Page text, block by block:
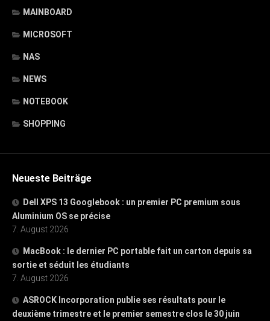
MAINBOARD
MICROSOFT
NAS
NEWS
NOTEBOOK
SHOPPING
Neueste Beiträge
Dell XPS 13 Googlebook : un premier PC premium sous
Aluminium OS se précise
7. August 2026
MacBook : le dernier PC portable fait un carton depuis sa
sortie et séduit les étudiants
7. August 2026
ASROCK Incorporation publie ses résultats pour le
deuxième trimestre et le premier semestre clos le 30 juin